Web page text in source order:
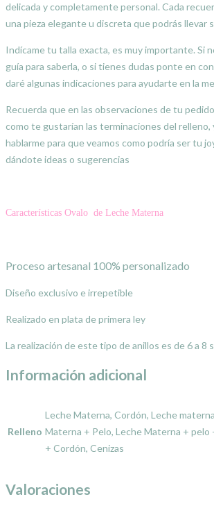
delicada y completamente personal. Cada
una pieza elegante u discreta que podrás llevar
Indícame tu talla exacta, es muy importante. Si
guía para saberla, o si tienes dudas ponte en
daré algunas indicaciones para ayudarte en la
Recuerda que en las observaciones de tu
como te gustarían las terminaciones del
hablarme para que veamos como podría ser tu
dándote ideas o sugerencias
Características Ovalo de Leche Materna
Proceso artesanal 100% personalizado
Diseño exclusivo e irrepetible
Realizado en plata de primera ley
La realización de este tipo de anillos es de 6 a 8
Información adicional
Relleno
Leche Materna, Cordón, Leche
Materna + Pelo, Leche Materna + pelo
+ Cordón, Cenizas
Valoraciones